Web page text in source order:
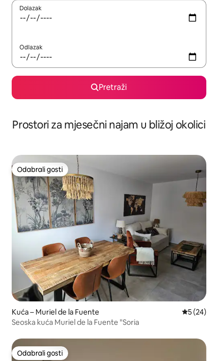
Dolazak
Odlazak
Pretraži
Prostori za mjesečni najam u bližoj okolici
Odabrali gosti
Odabrali gosti
Kuća – Muriel de la Fuente Prosječna
5 (24)
Seoska kuća Muriel de la Fuente "Soria
Odabrali gosti
Odabrali gosti